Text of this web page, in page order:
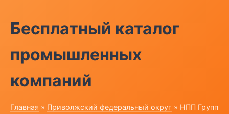
Бесплатный каталог
промышленных
компаний
Главная » Приволжский федеральный округ » НПП Групп